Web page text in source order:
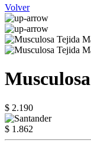
Volver
$ 2.190
$ 1.862